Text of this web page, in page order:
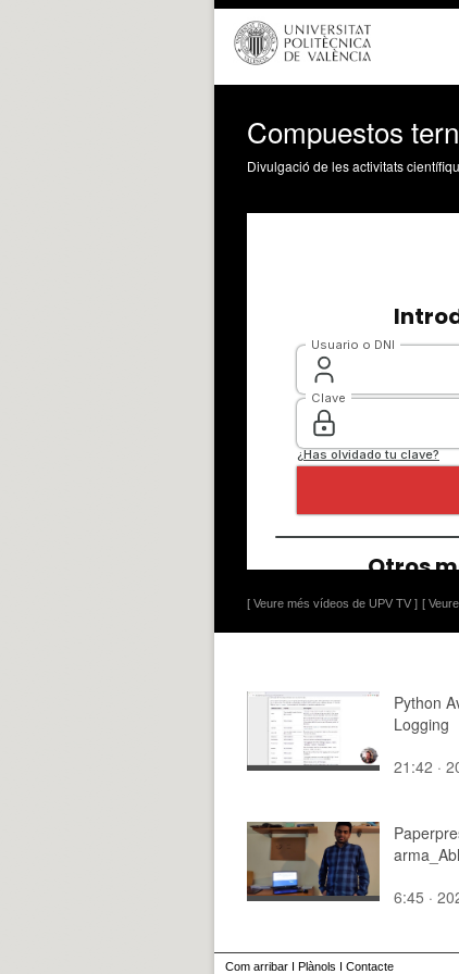
Compuestos
Divulgació de les activitats
[ Veure més vídeos de UPV TV ] [
Python
Logging
21:42 ·
6:45 ·
Com arribar I Plànols I Contacte